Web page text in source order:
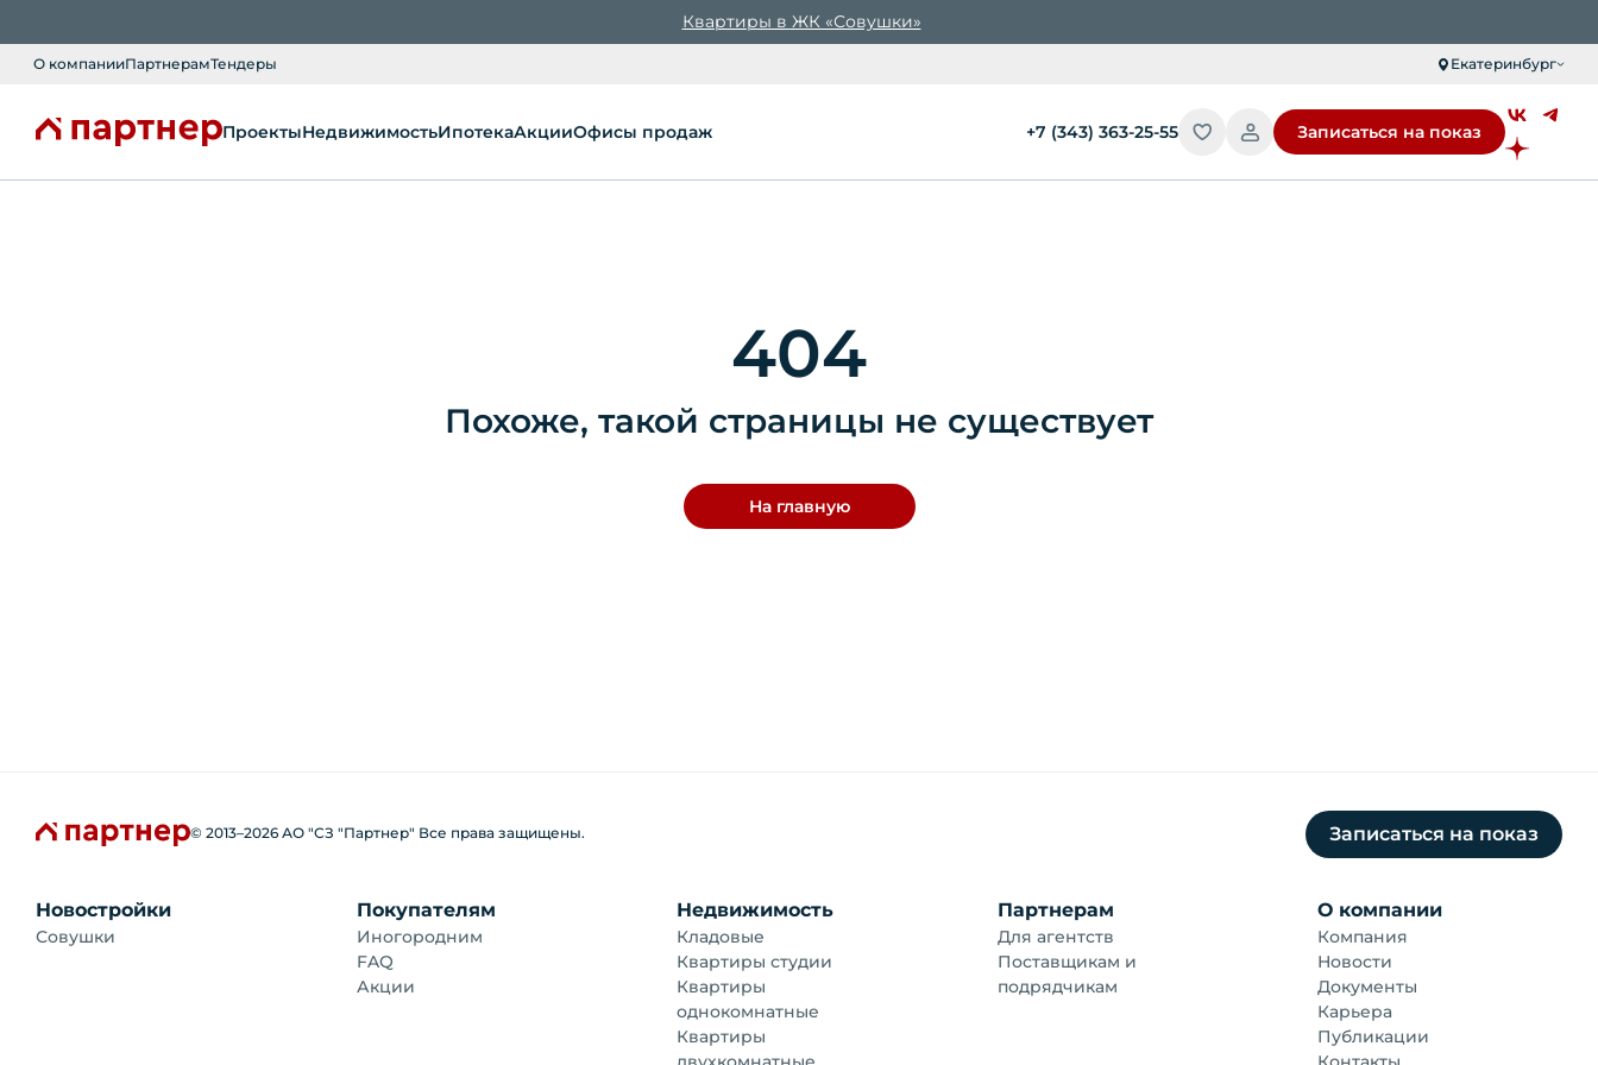
Квартиры в ЖК «Совушки»
О компанииПартнерамТендеры Екатеринбург
ПроектыНедвижимостьИпотекаАкцииОфисы продаж +7 (343) 363-25-55 Записаться на показ
404
Похоже, такой страницы не существует
На главную
© 2013–2026 АО "СЗ "Партнер" Все права защищены. Записаться на показ
Новостройки
Совушки
Покупателям
Иногородним
FAQ
Акции
Недвижимость
Кладовые
Квартиры студии
Квартиры
однокомнатные
Квартиры
Партнерам
Для агентств
Поставщикам и
подрядчикам
О компании
Компания
Новости
Документы
Карьера
Публикации